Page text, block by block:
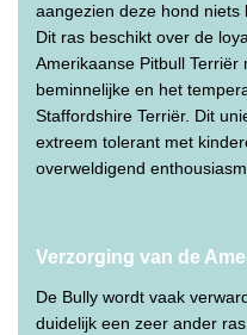
aangezien deze hond niets
Dit ras beschikt over de
Amerikaanse Pitbull
beminnelijke en het
Staffordshire Terriër. Dit
extreem tolerant met
overweldigend
Verzorging van de
De Bully wordt vaak
duidelijk een zeer ander